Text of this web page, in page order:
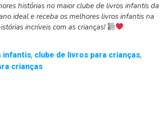
histórias no maior clube de livros infantis da
ideal e receba os melhores livros infantis na
incríveis com as crianças!
infantis, clube de livros para crianças,
crianças